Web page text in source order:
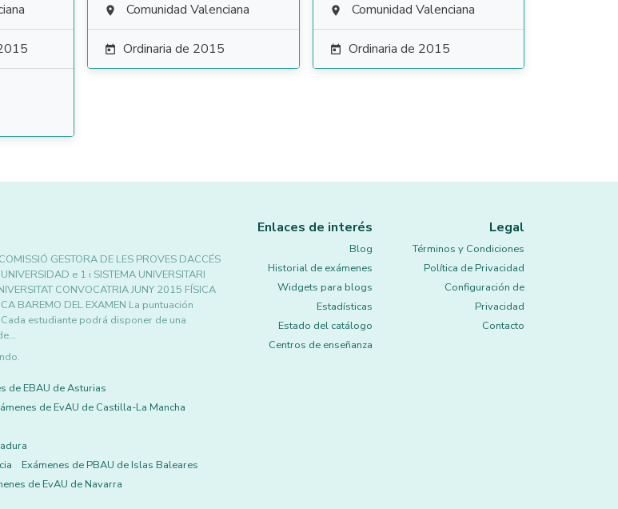
 Comunidad Valenciana
 Ordinaria de 2015
 Comunidad Valenciana
 Ordinaria de 2015
GESTORA DE LES PROVES DACCÉS
e 1 i SISTEMA UNIVERSITARI
CONVOCATRIA JUNY 2015 FÍSICA
BAREMO DEL EXAMEN La puntuación
estudiante podrá disponer de una
de EBAU de Asturias
de EvAU de Castilla-La Mancha
Exámenes de PBAU de Islas Baleares
de EvAU de Navarra
Enlaces de interés
Blog
Historial de exámenes
Widgets para blogs
Estadísticas
Estado del catálogo
Centros de enseñanza
Legal
Términos y Condiciones
Política de Privacidad
Configuración de
Privacidad
Contacto